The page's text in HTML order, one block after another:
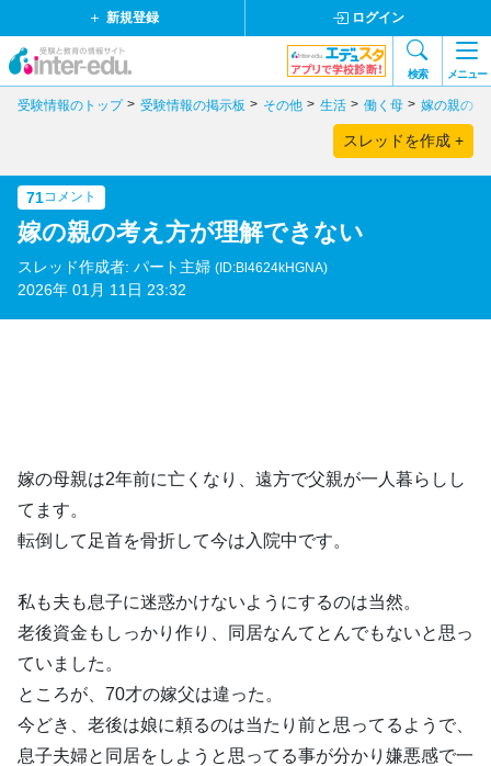
新規登録 ログイン
検索 メニュー
受験情報のトップ 受験情報の掲示板 その他 生活 働く母 嫁の親の考
スレッドを作成 +
71コメント
嫁の親の考え方が理解できない
スレッド作成者: パート主婦 (ID:Bl4624kHGNA)
2026年 01月 11日 23:32
嫁の母親は2年前に亡くなり、遠方で父親が一人暮らしし
てます。
転倒して足首を骨折して今は入院中です。
私も夫も息子に迷惑かけないようにするのは当然。
老後資金もしっかり作り、同居なんてとんでもないと思っ
ていました。
ところが、70才の嫁父は違った。
今どき、老後は娘に頼るのは当たり前と思ってるようで、
息子夫婦と同居をしようと思ってる事が分かり嫌悪感で一